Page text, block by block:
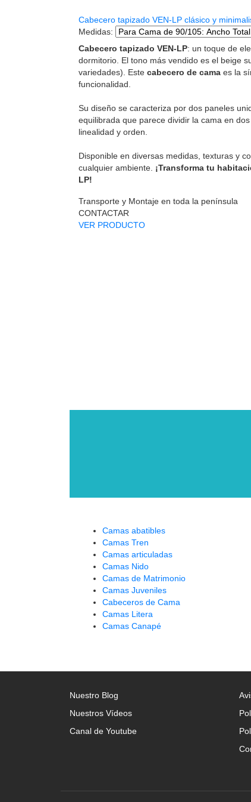
Cabecero tapizado VEN-LP clásico y
Medidas:
Cabecero tapizado VEN-LP: un toque de
dormitorio. El tono más vendido es el beige
variedades). Este cabecero de cama es la
funcionalidad.
Su diseño se caracteriza por dos paneles
equilibrada que parece dividir la cama en
linealidad y orden.
Disponible en diversas medidas, texturas y
cualquier ambiente. ¡Transforma tu
LP!
Transporte y Montaje en toda la península
CONTACTAR
VER PRODUCTO
Camas abatibles
Camas Tren
Camas articuladas
Camas Nido
Camas de Matrimonio
Camas Juveniles
Cabeceros de Cama
Camas Litera
Camas Canapé
Nuestro Blog
Nuestros Vídeos
Canal de Youtube